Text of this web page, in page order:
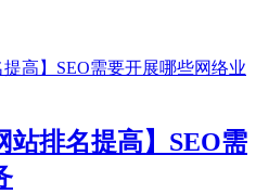
站排名提高】SEO需